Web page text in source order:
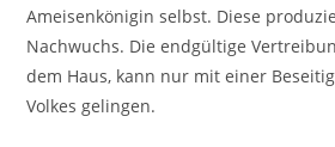
Ameisenkönigin selbst. Diese
Nachwuchs. Die endgültige
dem Haus, kann nur mit einer
Volkes gelingen.